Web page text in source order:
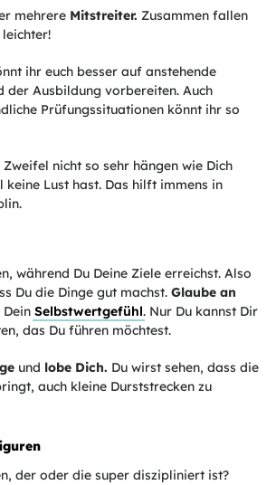
mehrere Mitstreiter. Zusammen fallen
ihr euch besser auf anstehende
der Ausbildung vorbereiten. Auch
Prüfungssituationen könnt ihr so
nicht so sehr hängen wie Dich
keine Lust hast. Das hilft immens in
während Du Deine Ziele erreichst. Also
Du die Dinge gut machst. Glaube an
Selbstwertgefühl. Nur Du kannst Dir
das Du führen möchtest.
und lobe Dich. Du wirst sehen, dass die
auch kleine Durststrecken zu
der oder die super diszipliniert ist?